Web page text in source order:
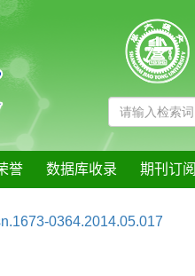
誉 数据库收录 期刊订阅
0364.2014.05.017